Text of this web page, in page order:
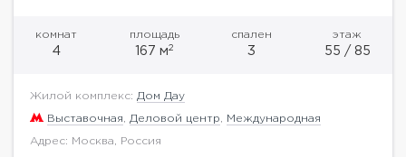
комнат
4
площадь
167 м2
спален
3
этаж
55 / 85
Жилой комплекс: Дом Дау
Выставочная Деловой центр Международная
Адрес: Москва, Россия